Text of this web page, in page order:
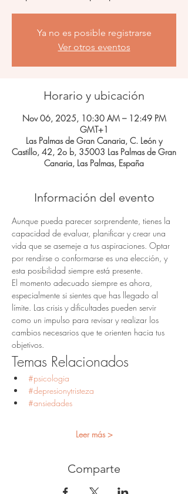
Ya no es posible registrarse
Ver otros eventos
Horario y ubicación
Nov 06, 2025, 10:30 AM – 12:49 PM
GMT+1
Las Palmas de Gran Canaria, C. León y
Castillo, 42, 2o b, 35003 Las Palmas de Gran
Canaria, Las Palmas, España
Información del evento
Aunque pueda parecer sorprendente, tienes la
capacidad de evaluar, planificar y crear una
vida que se asemeje a tus aspiraciones. Optar
por rendirse o conformarse es una elección, y
esta posibilidad siempre está presente.
El momento adecuado siempre es ahora,
especialmente si sientes que has llegado al
límite. Las crisis y dificultades pueden servir
como un impulso para revisar y realizar los
cambios necesarios que te orienten hacia tus
objetivos.
Temas Relacionados
#psicologia
#depresionytristeza
#ansiedades
Leer más >
Comparte